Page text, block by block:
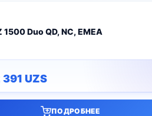
1500 Duo QD, NC, EMEA
391 UZS
ПОДРОБНЕЕ